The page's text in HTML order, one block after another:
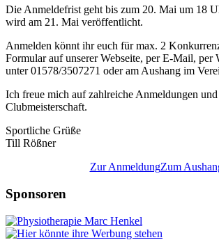
Die Anmeldefrist geht bis zum 20. Mai um 18
wird am 21. Mai veröffentlicht.
Anmelden könnt ihr euch für max. 2
Formular auf unserer Webseite, per E-Mail, per
unter 01578/3507271 oder am Aushang im
Ich freue mich auf zahlreiche Anmeldungen und
Clubmeisterschaft.
Sportliche Grüße
Till Rößner
Zur AnmeldungZum
Sponsoren